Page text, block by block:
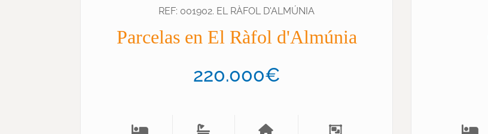
REF: 001902. EL RÀFOL D'ALMÚNIA
Parcelas en El Ràfol d'Almúnia
220.000€